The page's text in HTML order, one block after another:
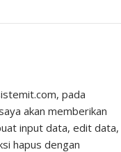
pada
akan memberikan
input data, edit data,
hapus dengan